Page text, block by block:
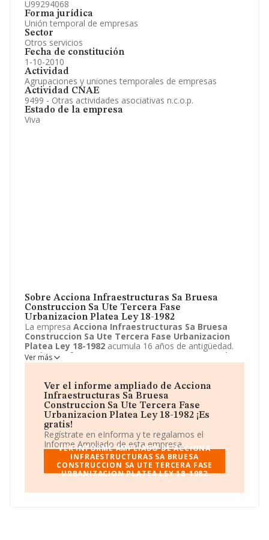
U99294068
Forma jurídica
Unión temporal de empresas
Sector
Otros servicios
Fecha de constitución
1-10-2010
Actividad
Agrupaciones y uniones temporales de empresas
Actividad CNAE
9499 - Otras actividades asociativas n.c.o.p.
Estado de la empresa
Viva
Sobre Acciona Infraestructuras Sa Bruesa
Construccion Sa Ute Tercera Fase
Urbanizacion Platea Ley 18-1982
La empresa Acciona Infraestructuras Sa Bruesa
Construccion Sa Ute Tercera Fase Urbanizacion
Platea Ley 18-1982 acumula 16 años de antigüedad.
Acciona Infraestructuras Sa Bruesa Construccion
Sa Ute Tercera Fase Urbanizacion Platea Ley 18-
Alcobendas, Madrid. Centra su actividad CNAE como
9499 - Otras actividades asociativas n.c.o.p.. La empresa
Acciona Infraestructuras Sa Bruesa Construccion
Sa Ute Tercera Fase Urbanizacion Platea Ley 18-
es Unión temporal de empresas. Consulte la web
http://www.acciona-infraestructuras.compara encontrar
más información sobre la empresaAcciona
Infraestructuras Sa Bruesa Construccion Sa Ute
Tercera Fase Urbanizacion Platea Ley 18-1982
Ver más
Ver el informe ampliado de Acciona
Infraestructuras Sa Bruesa
Construccion Sa Ute Tercera Fase
Urbanizacion Platea Ley 18-1982 ¡Es
gratis!
Regístrate en eInforma y te regalamos el
Informe Ampliado de esta empresa.
VER INFORME AMPLIADO DE ACCIONA
INFRAESTRUCTURAS SA BRUESA
CONSTRUCCION SA UTE TERCERA FASE
URBANIZACION PLATEA LEY 18-1982